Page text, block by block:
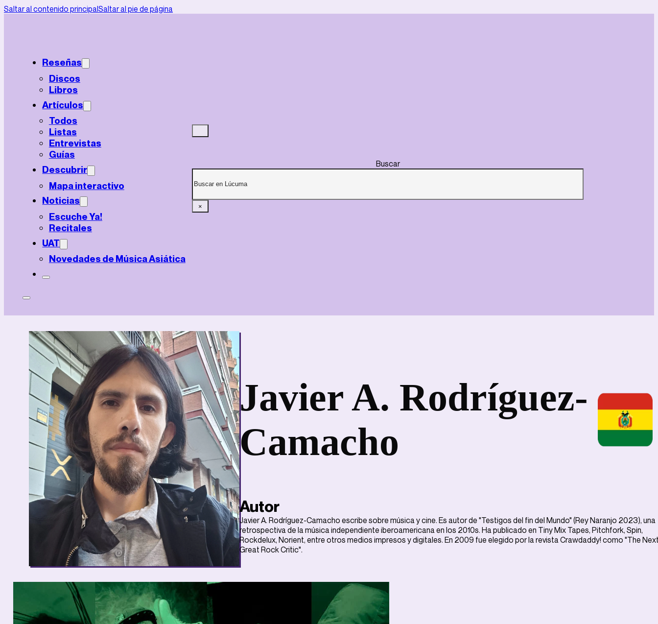
Saltar al contenido principalSaltar al pie de página
Reseñas
Discos
Libros
Artículos
Todos
Listas
Entrevistas
Guías
Descubrir
Mapa interactivo
Noticias
Escuche Ya!
Recitales
UAT
Novedades de Música Asiática
Buscar
×
Javier A. Rodríguez-
Camacho
Autor
Javier A. Rodríguez-Camacho escribe sobre música y cine. Es autor de "Testigos del fin del Mundo" (Rey Naranjo 2023), una
retrospectiva de la música independiente iberoamericana en los 2010s. Ha publicado en Tiny Mix Tapes, Pitchfork, Spin,
Rockdelux, Norient, entre otros medios impresos y digitales. En 2009 fue elegido por la revista Crawdaddy! como "The
Great Rock Critic".